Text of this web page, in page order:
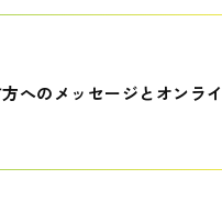
へのメッセージとオンラ